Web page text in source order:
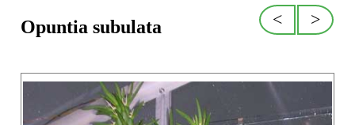
>
<
Opuntia subulata